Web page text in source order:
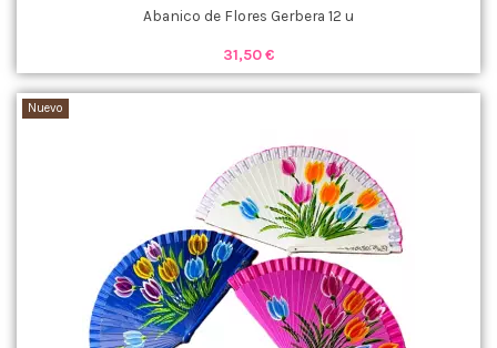
Abanico de Flores Gerbera 12 u
31,50 €
Nuevo